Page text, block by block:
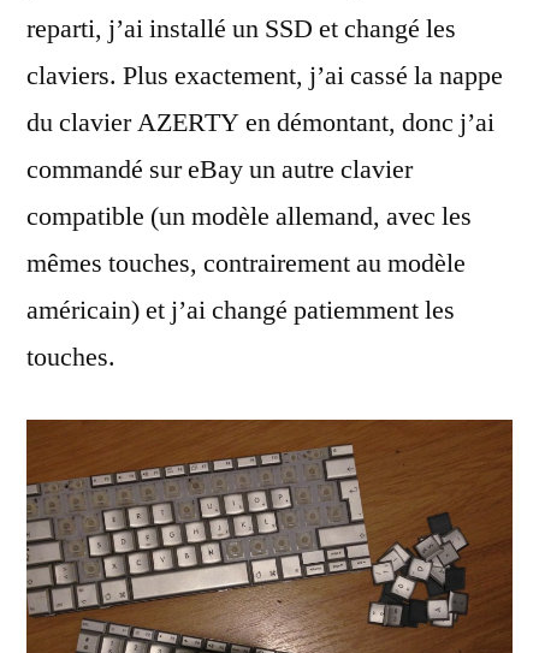
reparti, j’ai installé un SSD et changé les
claviers. Plus exactement, j’ai cassé la nappe
du clavier AZERTY en démontant, donc j’ai
commandé sur eBay un autre clavier
compatible (un modèle allemand, avec les
mêmes touches, contrairement au modèle
américain) et j’ai changé patiemment les
touches.